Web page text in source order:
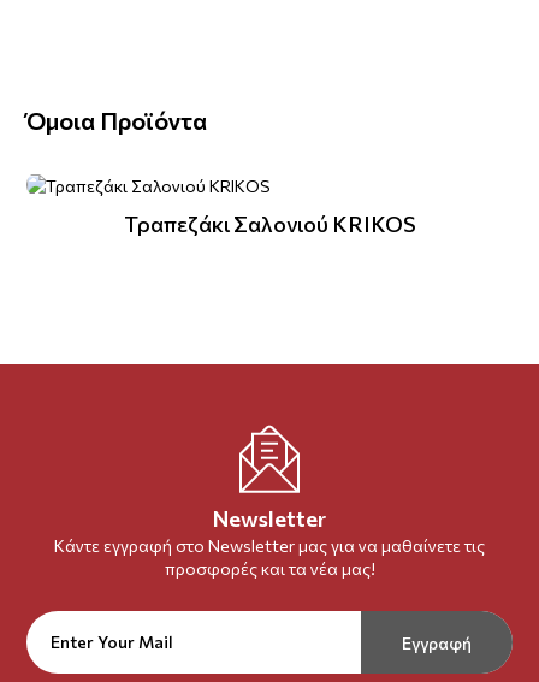
Όμοια Προϊόντα
Τραπεζάκι Σαλονιού KRIKOS
Newsletter
Κάντε εγγραφή στο Newsletter μας για να μαθαίνετε τις
προσφορές και τα νέα μας!
Εγγραφή